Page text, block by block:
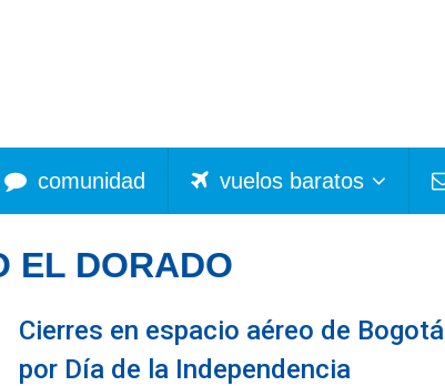
comunidad vuelos baratos
EL DORADO
Cierres en espacio aéreo de Bogotá
por Día de la Independencia